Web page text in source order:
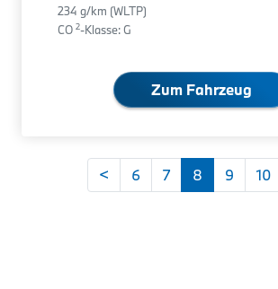
234 g/km (WLTP)
CO 2-Klasse: G
Zum Fahrzeug
< 6 7 8 9 10